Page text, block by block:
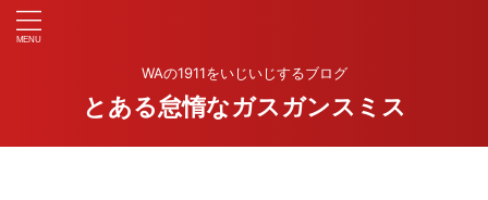
WAの1911をいじいじするブログ
とある怠惰なガスガンスミス